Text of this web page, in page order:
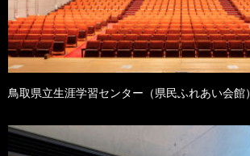
鳥取県立生涯学習センター（県民ふれあい会館）